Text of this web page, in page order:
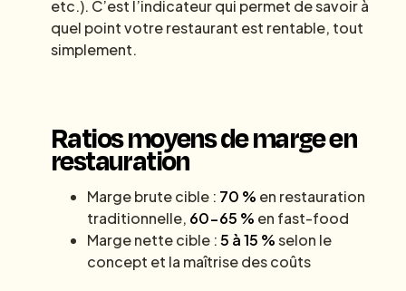
etc.). C’est l’indicateur qui permet de savoir à
quel point votre restaurant est rentable, tout
simplement.
Ratios moyens de marge en
restauration
Marge brute cible : 70 % en restauration
traditionnelle, 60-65 % en fast-food
Marge nette cible :5 à 15 %selon le
concept et la maîtrise des coûts